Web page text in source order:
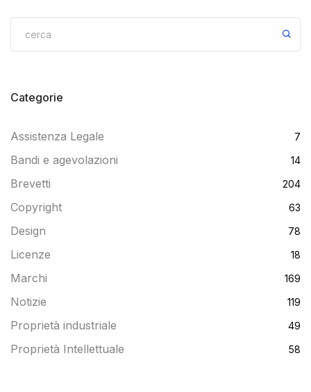
Categorie
Assistenza Legale 7
Bandi e agevolazioni 14
Brevetti 204
Copyright 63
Design 78
Licenze 18
Marchi 169
Notizie 119
Proprietà industriale 49
Proprietà Intellettuale 58